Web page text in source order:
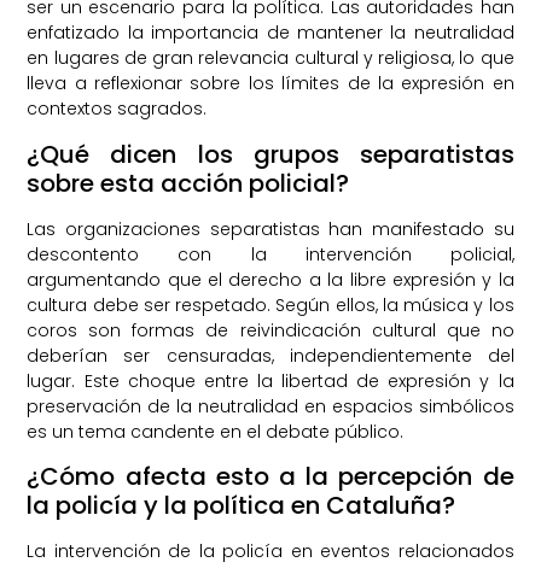
ser un escenario para la política. Las autoridades han
enfatizado la importancia de mantener la neutralidad
en lugares de gran relevancia cultural y religiosa, lo que
lleva a reflexionar sobre los límites de la expresión en
contextos sagrados.
¿Qué dicen los grupos separatistas
sobre esta acción policial?
Las organizaciones separatistas han manifestado su
descontento con la intervención policial,
argumentando que el derecho a la libre expresión y la
cultura debe ser respetado. Según ellos, la música y los
coros son formas de reivindicación cultural que no
deberían ser censuradas, independientemente del
lugar. Este choque entre la libertad de expresión y la
preservación de la neutralidad en espacios simbólicos
es un tema candente en el debate público.
¿Cómo afecta esto a la percepción de
la policía y la política en Cataluña?
La intervención de la policía en eventos relacionados